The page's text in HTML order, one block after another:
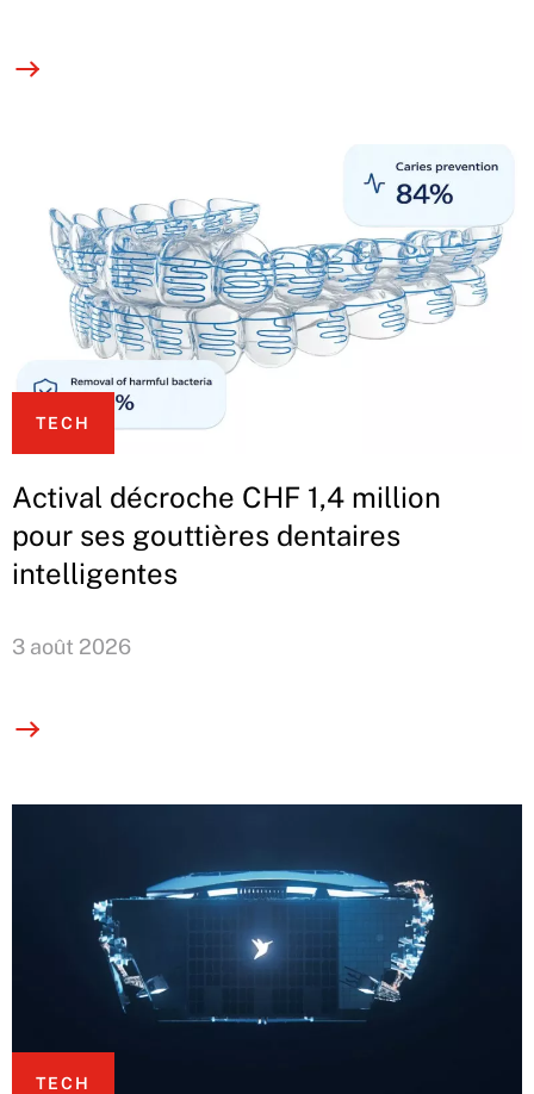
TECH
Actival décroche CHF 1,4 million
pour ses gouttières dentaires
intelligentes
3 août 2026
TECH